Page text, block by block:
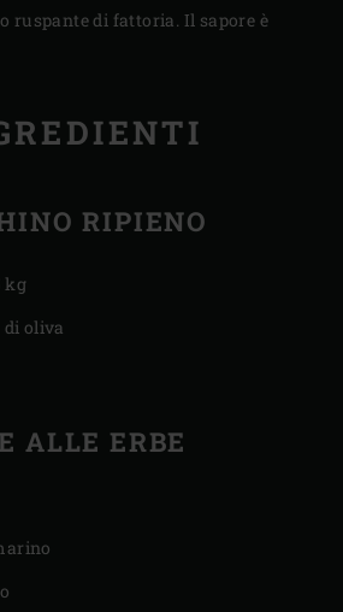
ruspante di fattoria. Il sapore è
RIPIENO
kg
di oliva
ALLE ERBE